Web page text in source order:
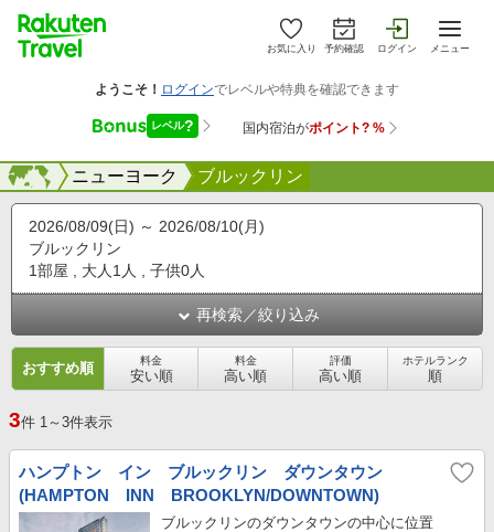
お気に入り 予約確認 ログイン メニュー
海外ニューヨーク ブルックリン
海外
2026/08/09(日)
2026/08/10(月)
ブルックリン
1部屋
大人1人 子供0人
再検索／絞り込み
おすすめ順 料金
安い順
料金
高い順
評価
高い順
ホテルランク
順
3件 1～3件表示
ハンプトン イン ブルックリン ダウンタウン
(HAMPTON INN BROOKLYN/DOWNTOWN)
ブルックリンのダウンタウンの中心に位置